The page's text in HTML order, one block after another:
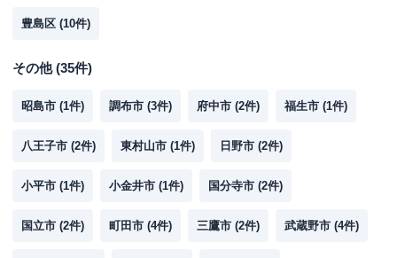
豊島区 (10件)
その他(35件)
昭島市 (1件) 調布市 (3件) 府中市 (2件) 福生市 (1件)
八王子市 (2件) 東村山市 (1件) 日野市 (2件)
小平市 (1件) 小金井市 (1件) 国分寺市 (2件)
国立市 (2件) 町田市 (4件) 三鷹市 (2件) 武蔵野市 (4件)